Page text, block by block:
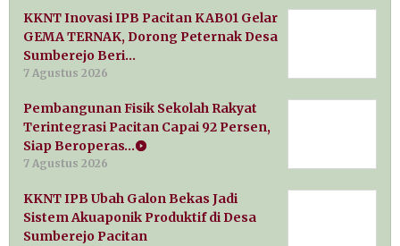
KKNT Inovasi IPB Pacitan KAB01 Gelar
GEMA TERNAK, Dorong Peternak Desa
Sumberejo Beri…
7 Agustus 2026
Pembangunan Fisik Sekolah Rakyat
Terintegrasi Pacitan Capai 92 Persen,
Siap Beroperas…
7 Agustus 2026
KKNT IPB Ubah Galon Bekas Jadi
Sistem Akuaponik Produktif di Desa
Sumberejo Pacitan